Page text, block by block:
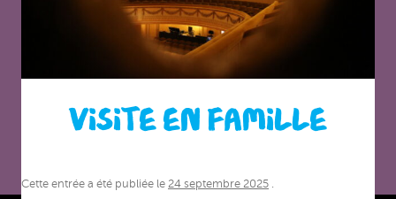
VISITE EN FAMILLE
Cette entrée a été publiée le 24 septembre 2025 .